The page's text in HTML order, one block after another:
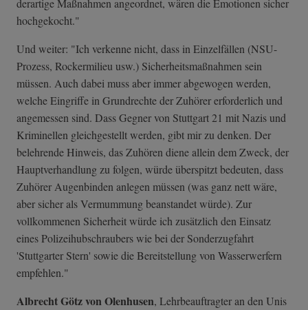
derartige Maßnahmen angeordnet, wären die Emotionen sicher
hochgekocht."
Und weiter: "Ich verkenne nicht, dass in Einzelfällen (NSU-
Prozess, Rockermilieu usw.) Sicherheitsmaßnahmen sein
müssen. Auch dabei muss aber immer abgewogen werden,
welche Eingriffe in Grundrechte der Zuhörer erforderlich und
angemessen sind. Dass Gegner von Stuttgart 21 mit Nazis und
Kriminellen gleichgestellt werden, gibt mir zu denken. Der
belehrende Hinweis, das Zuhören diene allein dem Zweck, der
Hauptverhandlung zu folgen, würde überspitzt bedeuten, dass
Zuhörer Augenbinden anlegen müssen (was ganz nett wäre,
aber sicher als Vermummung beanstandet würde). Zur
vollkommenen Sicherheit würde ich zusätzlich den Einsatz
eines Polizeihubschraubers wie bei der Sonderzugfahrt
'Stuttgarter Stern' sowie die Bereitstellung von Wasserwerfern
empfehlen."
Albrecht Götz von Olenhusen, Lehrbeauftragter an den Unis